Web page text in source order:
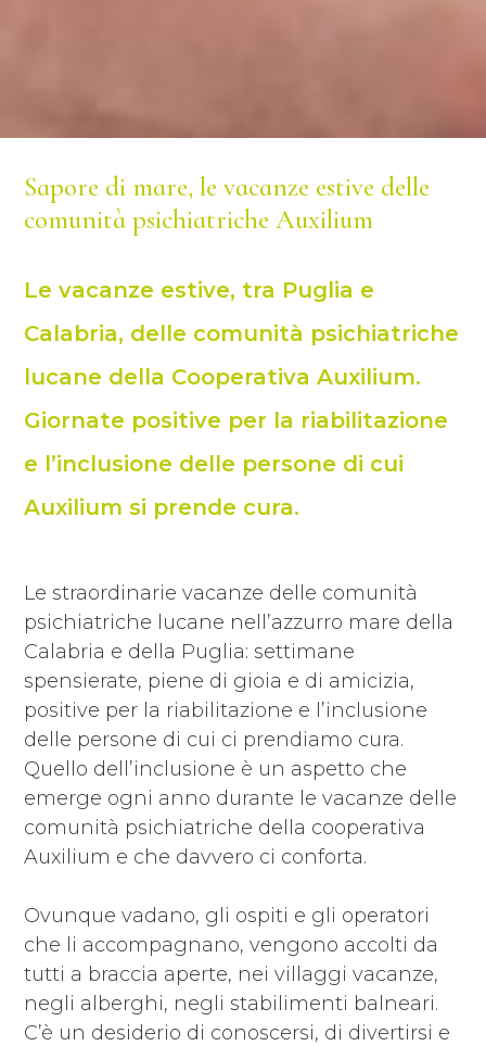
Sapore di mare, le vacanze estive delle
comunità psichiatriche Auxilium
Le vacanze estive, tra Puglia e
Calabria, delle comunità psichiatriche
lucane della Cooperativa Auxilium.
Giornate positive per la riabilitazione
e l’inclusione delle persone di cui
Auxilium si prende cura.
Le straordinarie vacanze delle comunità
psichiatriche lucane nell’azzurro mare della
Calabria e della Puglia: settimane
spensierate, piene di gioia e di amicizia,
positive per la riabilitazione e l’inclusione
delle persone di cui ci prendiamo cura.
Quello dell’inclusione è un aspetto che
emerge ogni anno durante le vacanze delle
comunità psichiatriche della cooperativa
Auxilium e che davvero ci conforta.
Ovunque vadano, gli ospiti e gli operatori
che li accompagnano, vengono accolti da
tutti a braccia aperte, nei villaggi vacanze,
negli alberghi, negli stabilimenti balneari.
C’è un desiderio di conoscersi, di divertirsi e